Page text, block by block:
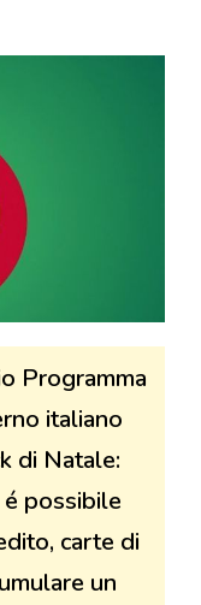
Programma
italiano
di Natale:
possibile
carte di
un